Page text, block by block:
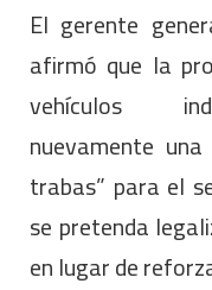
El gerente
afirmó que la
vehículos
nuevamente
trabas” para el
se pretenda
en lugar de